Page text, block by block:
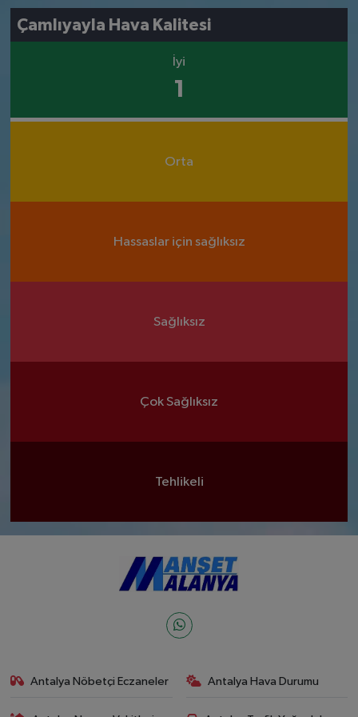
Çamlıyayla Hava Kalitesi
İyi
1
Orta
Hassaslar için sağlıksız
Sağlıksız
Çok Sağlıksız
Tehlikeli
Antalya Nöbetçi Eczaneler Antalya Hava Durumu